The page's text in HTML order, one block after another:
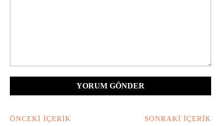
ÖNCEKI İÇERIK SONRAKI İÇERIK